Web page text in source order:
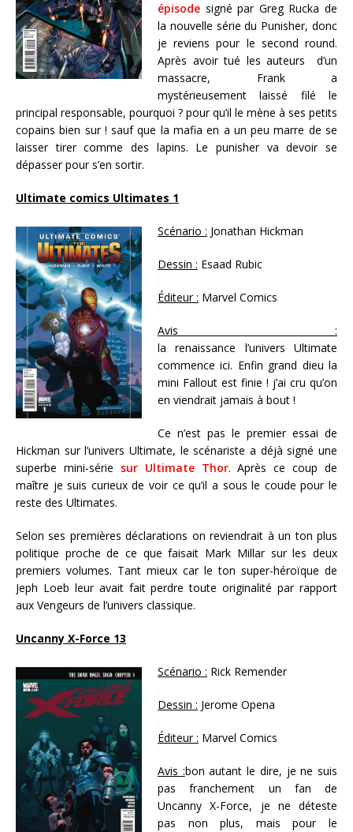
épisode signé par Greg Rucka de
la nouvelle série du Punisher, donc
je reviens pour le second round.
Après avoir tué les auteurs d’un
massacre, Frank a
mystérieusement laissé filé le
principal responsable, pourquoi ? pour qu’il le mène à ses petits
copains bien sur ! sauf que la mafia en a un peu marre de se
laisser tirer comme des lapins. Le punisher va devoir se
dépasser pour s’en sortir.
Ultimate comics Ultimates 1
Scénario : Jonathan Hickman
Dessin : Esaad Rubic
Éditeur : Marvel Comics
Avis :
la renaissance l’univers Ultimate
commence ici. Enfin grand dieu la
mini Fallout est finie ! j’ai cru qu’on
en viendrait jamais à bout !
Ce n’est pas le premier essai de
Hickman sur l’univers Ultimate, le scénariste a déjà signé une
superbe mini-série sur Ultimate Thor. Après ce coup de
maître je suis curieux de voir ce qu’il a sous le coude pour le
reste des Ultimates.
Selon ses premières déclarations on reviendrait à un ton plus
politique proche de ce que faisait Mark Millar sur les deux
premiers volumes. Tant mieux car le ton super-héroïque de
Jeph Loeb leur avait fait perdre toute originalité par rapport
aux Vengeurs de l’univers classique.
Uncanny X-Force 13
Scénario : Rick Remender
Dessin : Jerome Opena
Éditeur : Marvel Comics
Avis :bon autant le dire, je ne suis
pas franchement un fan de
Uncanny X-Force, je ne déteste
pas non plus, mais pour le